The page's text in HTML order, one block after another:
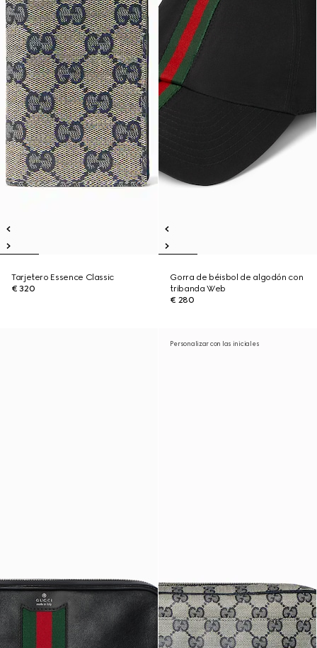
Tarjetero Essence Classic
€ 320
Gorra de béisbol de algodón con
tribanda Web
€ 280
Personalizar con las iniciales